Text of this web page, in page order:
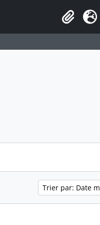
Presse-
Trier par: Date